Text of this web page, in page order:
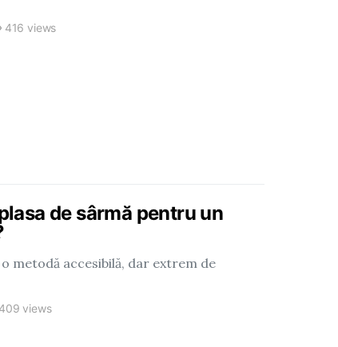
416 views
de sârmă pentru un
metodă accesibilă, dar extrem de
409 views